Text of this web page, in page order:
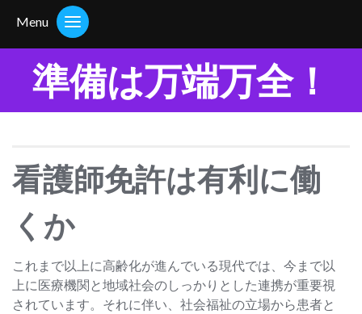
Menu
準備は万端万全！
看護師免許は有利に働
くか
これまで以上に高齢化が進んでいる現代では、今まで以
上に医療機関と地域社会のしっかりとした連携が重要視
されています。それに伴い、社会福祉の立場から患者と